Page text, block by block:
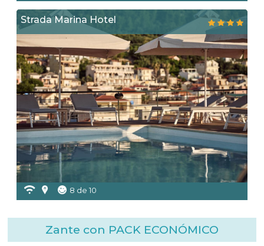
Strada Marina Hotel
8 de 10
Zante con PACK ECONÓMICO